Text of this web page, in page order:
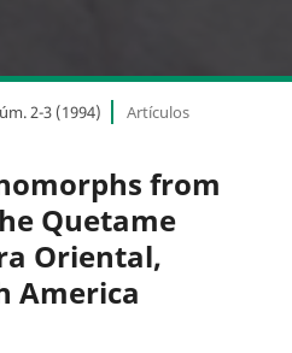
2-3 (1994) Artículos
from
Quetame
Oriental,
America